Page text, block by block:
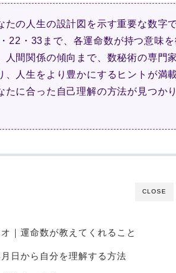
の人生の設計図を示す重要な数字
22・33まで、各運命数が持つ意味を
間関係の傾向まで、数秘術の専門
人生をより豊かにするヒントが満載
に合った自己理解の方法が見つか
CLOSE
｜運命数が教えてくれること
日から自分を理解する方法